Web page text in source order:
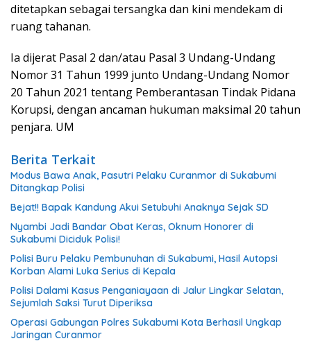
ditetapkan sebagai tersangka dan kini mendekam di
ruang tahanan.
Ia dijerat Pasal 2 dan/atau Pasal 3 Undang-Undang
Nomor 31 Tahun 1999 junto Undang-Undang Nomor
20 Tahun 2021 tentang Pemberantasan Tindak Pidana
Korupsi, dengan ancaman hukuman maksimal 20 tahun
penjara. UM
Berita Terkait
Modus Bawa Anak, Pasutri Pelaku Curanmor di Sukabumi
Ditangkap Polisi
Bejat!! Bapak Kandung Akui Setubuhi Anaknya Sejak SD
Nyambi Jadi Bandar Obat Keras, Oknum Honorer di
Sukabumi Diciduk Polisi!
Polisi Buru Pelaku Pembunuhan di Sukabumi, Hasil Autopsi
Korban Alami Luka Serius di Kepala
Polisi Dalami Kasus Penganiayaan di Jalur Lingkar Selatan,
Sejumlah Saksi Turut Diperiksa
Operasi Gabungan Polres Sukabumi Kota Berhasil Ungkap
Jaringan Curanmor